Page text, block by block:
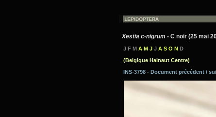
Xestia c-nigrum - C noir (25 mai
J F M A M J J A S O N D
(Belgique Hainaut Centre)
INS-3798 - Document précédent /